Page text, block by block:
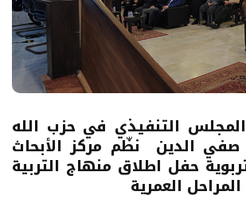
التنفيذي في حزب الله
الدين نظّم مركز الأبحاث
حفل اطلاق منهاج التربية
العمرية